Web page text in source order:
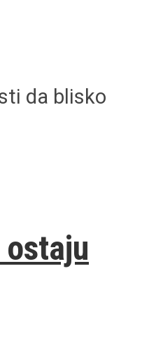
da blisko